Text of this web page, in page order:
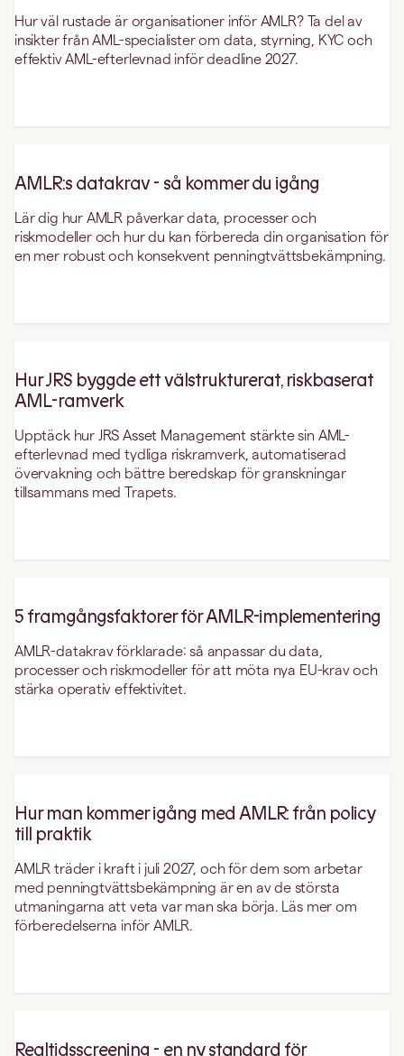
Hur väl rustade är organisationer inför AMLR? Ta del av
insikter från AML-specialister om data, styrning, KYC och
effektiv AML-efterlevnad inför deadline 2027.
AMLR:s datakrav - så kommer du igång
Lär dig hur AMLR påverkar data, processer och
riskmodeller och hur du kan förbereda din organisation för
en mer robust och konsekvent penningtvättsbekämpning.
Hur JRS byggde ett välstrukturerat, riskbaserat
AML-ramverk
Upptäck hur JRS Asset Management stärkte sin AML-
efterlevnad med tydliga riskramverk, automatiserad
övervakning och bättre beredskap för granskningar
tillsammans med Trapets.
5 framgångsfaktorer för AMLR-implementering
AMLR-datakrav förklarade: så anpassar du data,
processer och riskmodeller för att möta nya EU-krav och
stärka operativ effektivitet.
Hur man kommer igång med AMLR: från policy
till praktik
AMLR träder i kraft i juli 2027, och för dem som arbetar
med penningtvättsbekämpning är en av de största
utmaningarna att veta var man ska börja. Läs mer om
förberedelserna inför AMLR.
Realtidsscreening - en ny standard för